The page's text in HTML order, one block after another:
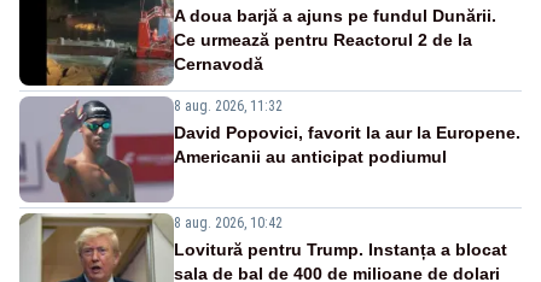
A doua barjă a ajuns pe fundul Dunării.
Ce urmează pentru Reactorul 2 de la
Cernavodă
8 aug. 2026, 11:32
David Popovici, favorit la aur la Europene.
Americanii au anticipat podiumul
8 aug. 2026, 10:42
Lovitură pentru Trump. Instanța a blocat
sala de bal de 400 de milioane de dolari